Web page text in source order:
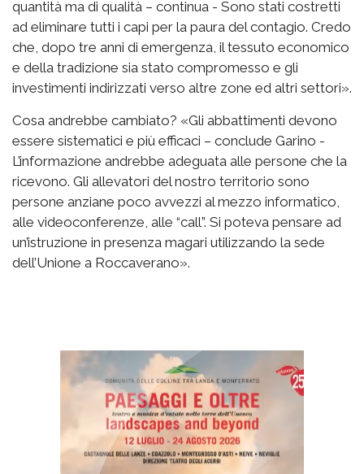
quantità ma di qualità – continua - Sono stati costretti
ad eliminare tutti i capi per la paura del contagio. Credo
che, dopo tre anni di emergenza, il tessuto economico
e della tradizione sia stato compromesso e gli
investimenti indirizzati verso altre zone ed altri settori».
Cosa andrebbe cambiato? «Gli abbattimenti devono
essere sistematici e più efficaci – conclude Garino -
L’informazione andrebbe adeguata alle persone che la
ricevono. Gli allevatori del nostro territorio sono
persone anziane poco avvezzi al mezzo informatico,
alle videoconferenze, alle “call”. Si poteva pensare ad
un’istruzione in presenza magari utilizzando la sede
dell’Unione a Roccaverano».